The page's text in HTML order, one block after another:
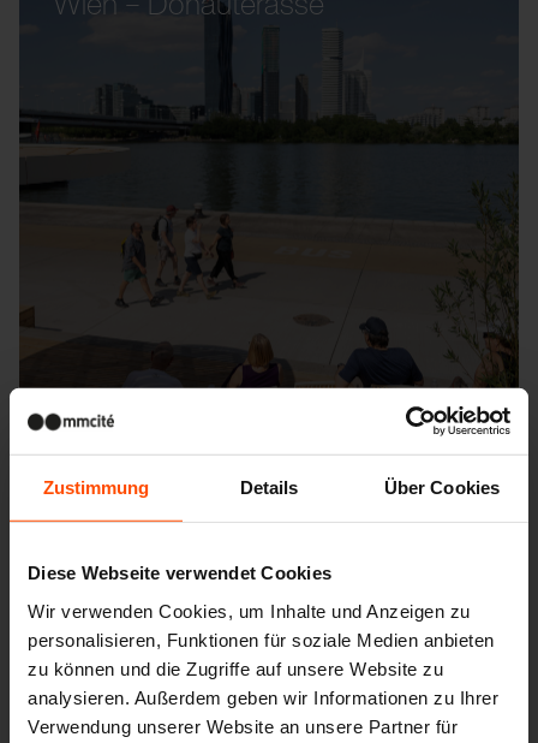
Zustimmung Details Über Cookies
Diese Webseite verwendet Cookies
Wir verwenden Cookies, um Inhalte und Anzeigen zu
personalisieren, Funktionen für soziale Medien anbieten
zu können und die Zugriffe auf unsere Website zu
analysieren. Außerdem geben wir Informationen zu Ihrer
Verwendung unserer Website an unsere Partner für
Seattle – Popup park